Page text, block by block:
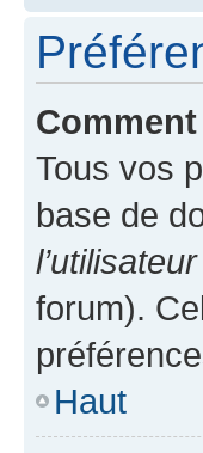
Tous vos
base de
l’utilisateur
forum).
Haut